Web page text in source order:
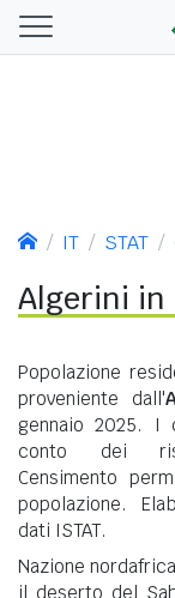
IT STAT
Algerini in
Popolazione
proveniente dall'
gennaio 2025. I
conto dei
Censimento
popolazione.
dati ISTAT.
Nazione
il deserto del